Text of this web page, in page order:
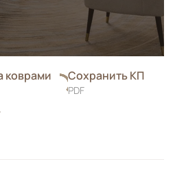
коврами Сохранить КП
PDF